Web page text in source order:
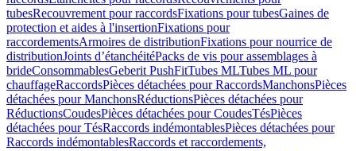
tubesRecouvrement pour raccordsFixations pour tubesGaines de
protection et aides à l'insertionFixations pour
raccordementsArmoires de distributionFixations pour nourrice de
distributionJoints d’étanchéitéPacks de vis pour assemblages à
brideConsommablesGeberit PushFitTubes MLTubes ML pour
chauffageRaccordsPièces détachées pour RaccordsManchonsPièces
détachées pour ManchonsRéductionsPièces détachées pour
RéductionsCoudesPièces détachées pour CoudesTésPièces
détachées pour TésRaccords indémontablesPièces détachées pour
Raccords indémontablesRaccords et raccordements,